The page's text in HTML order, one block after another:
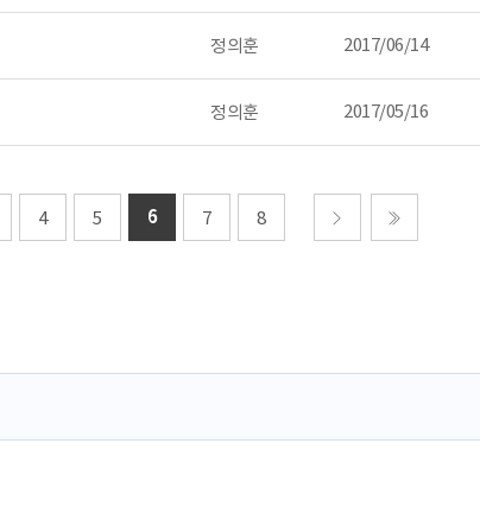
정의훈 2017/06/14
정의훈 2017/05/16
4 5 6 7
8